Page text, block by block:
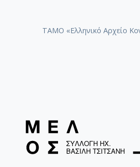
ΤΑΜΟ «Ελληνικό Αρχείο